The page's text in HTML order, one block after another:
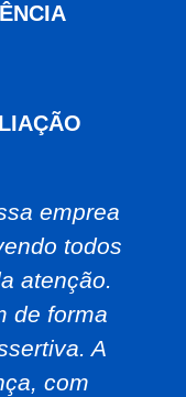
emprea
todos
atenção.
de forma
A
com